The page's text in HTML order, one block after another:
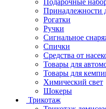
Подарочные
Принадлежности
Рогатки
Ручки
Сигнальное
Спички
Средства от
Товары для
Товары для
Химический свет
Шокеры
Трикотаж